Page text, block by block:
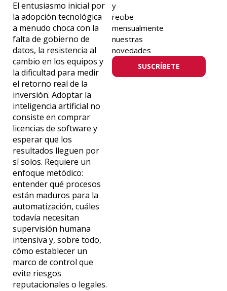
El entusiasmo inicial por
la adopción tecnológica
a menudo choca con la
falta de gobierno de
datos, la resistencia al
cambio en los equipos y
la dificultad para medir
el retorno real de la
inversión. Adoptar la
inteligencia artificial no
consiste en comprar
licencias de software y
esperar que los
resultados lleguen por
sí solos. Requiere un
enfoque metódico:
entender qué procesos
están maduros para la
automatización, cuáles
todavía necesitan
supervisión humana
intensiva y, sobre todo,
cómo establecer un
marco de control que
evite riesgos
reputacionales o legales.
y
recibe
mensualmente
nuestras
novedades
SUSCRÍBETE